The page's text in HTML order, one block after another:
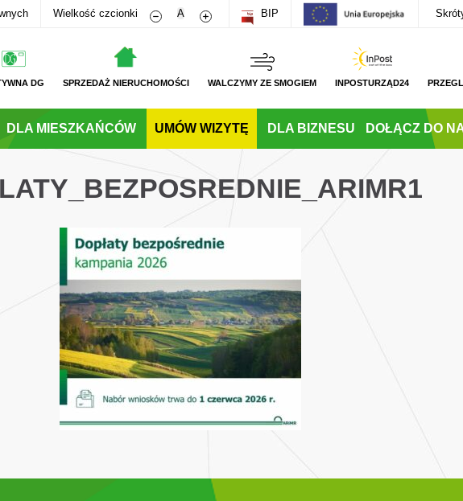
Wielkość czcionki Zmniejsz rozmiar czcionki
A Zwiększ rozmiar czcionki
BIP
DG SPRZEDAŻ NIERUCHOMOŚCI WALCZYMY ZE SMOGIEM INPOSTURZĄD24
DLA MIESZKAŃCÓW UMÓW WIZYTĘ DLA BIZNESU DOŁĄCZ DO